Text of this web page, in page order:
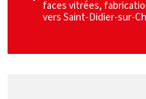
faces vitrées,
vers Saint-Didier-sur-